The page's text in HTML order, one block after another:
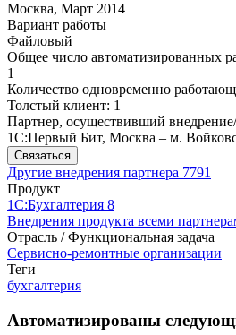
Москва, Март 2014
Вариант работы
Файловый
Общее число автоматизированных
1
Количество одновременно
Толстый клиент: 1
Партнер, осуществивший
1С:Первый Бит, Москва – м.
Связаться
Другие внедрения партнера 7791
Продукт
1С:Бухгалтерия 8
Внедрения продукта всеми
Отрасль / Функциональная задача
Сервисно-ремонтные организации
Теги
бухгалтерия
Автоматизированы